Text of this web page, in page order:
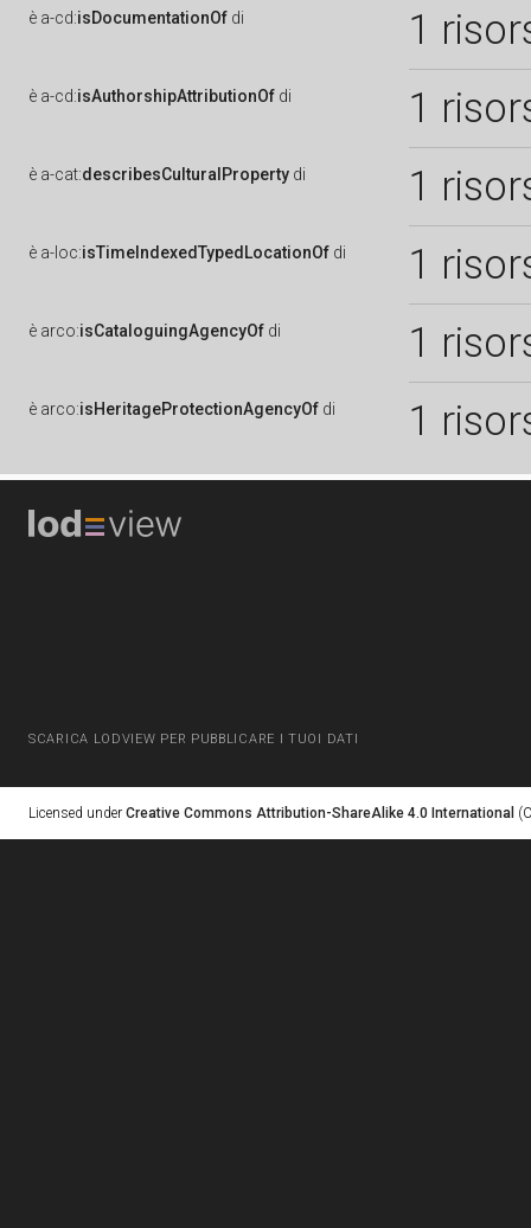
è a-cd:isDocumentationOf di 1
è a-cd:isAuthorshipAttributionOf di 1
è a-cat:describesCulturalProperty di 1
è a-loc:isTimeIndexedTypedLocationOf di 1
è arco:isCataloguingAgencyOf di 1
è arco:isHeritageProtectionAgencyOf di 1
SCARICA LODVIEW PER PUBBLICARE I TUOI DATI
Licensed under Creative Commons Attribution-ShareAlike 4.0 International